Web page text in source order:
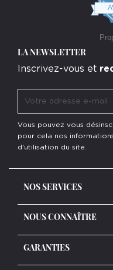
LA NEWSLETTER
Inscrivez-vous et
Vous pouvez vous
pour cela nos
d'utilisation du site.
NOS SERVICES
NOUS CONNAÎTRE
GARANTIES